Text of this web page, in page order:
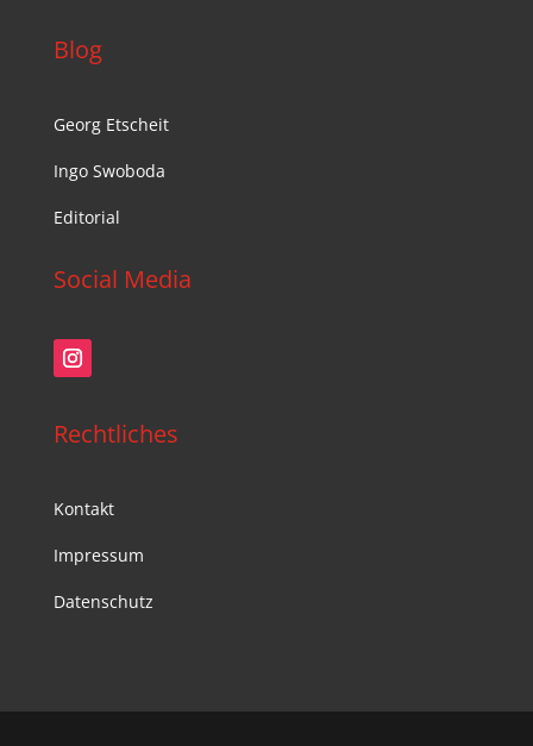
Blog
Georg Etscheit
Ingo Swoboda
Editorial
Social Media
Rechtliches
Kontakt
Impressum
Datenschutz